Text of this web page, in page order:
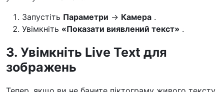
Запустіть Параметри → Камера .
Увімкніть «Показати виявлений текст» .
3. Увімкніть Live Text для
зображень